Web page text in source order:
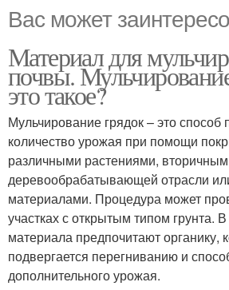
Вас может
Материал для
почвы.
это такое?
Мульчирование грядок – это способ
количество урожая при помощи
различными растениями,
деревообрабатывающей отрасли
материалами. Процедура может
участках с открытым типом грунта.
материала предпочитают органику,
подвергается перегниванию и
дополнительного урожая.